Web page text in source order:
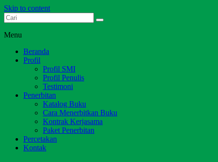
Skip to content
Dari Jambi untuk Indonesia
Menu
Beranda
Profil
Profil SMI
Profil Penulis
Testimoni
Penerbitan
Katalog Buku
Cara Menerbitkan Buku
Kontrak Kerjasama
Paket Penerbitan
Percetakan
Kontak